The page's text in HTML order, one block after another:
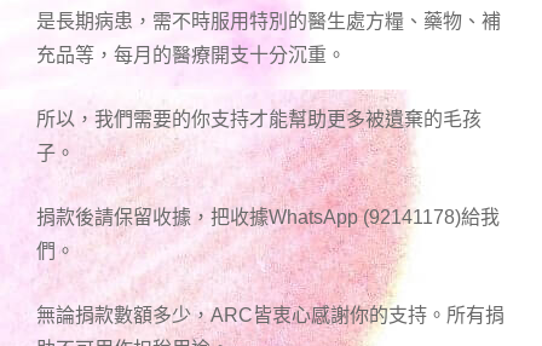
是長期病患，需不時服用特別的醫生處方糧、藥物、補
充品等，每月的醫療開支十分沉重。
所以，我們需要的你支持才能幫助更多被遺棄的毛孩
子。
捐款後請保留收據，把收據WhatsApp (92141178)給我
們。
無論捐款數額多少，ARC皆衷心感謝你的支持。所有捐